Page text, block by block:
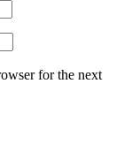
for the next